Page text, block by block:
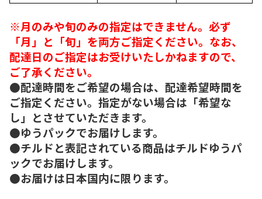
※月のみや旬のみの指定はできません。必ず
「月」と「旬」を両方ご指定ください。なお、
配達日のご指定はお受けいたしかねますので、
ご了承ください。
●配達時間をご希望の場合は、配達希望時間を
ご指定ください。指定がない場合は「希望な
し」とさせていただきます。
●ゆうパックでお届けします。
●チルドと表記されている商品はチルドゆうパ
ックでお届けします。
●お届けは日本国内に限ります。